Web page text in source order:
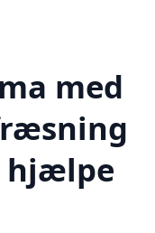
med
hjælpe